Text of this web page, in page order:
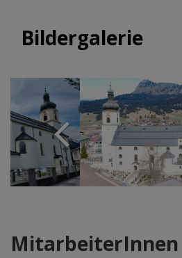
Bildergalerie
MitarbeiterInnen